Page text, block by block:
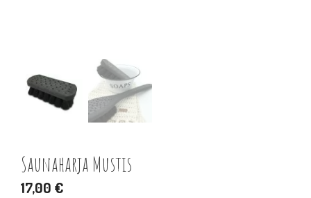
Saunaharja Mustis
17,00 €